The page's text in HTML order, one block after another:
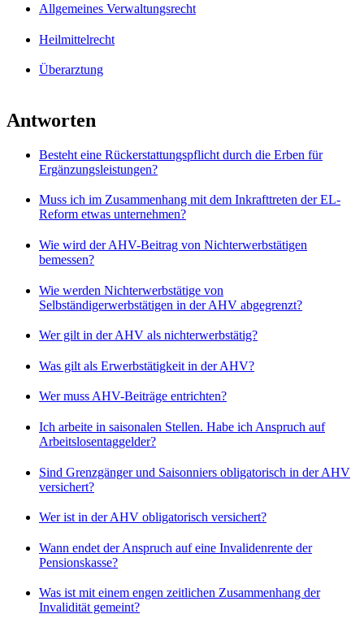
Allgemeines Verwaltungsrecht
Heilmittelrecht
Überarztung
Antworten
Besteht eine Rückerstattungspflicht durch die Erben für
Ergänzungsleistungen?
Muss ich im Zusammenhang mit dem Inkrafttreten der EL-
Reform etwas unternehmen?
Wie wird der AHV-Beitrag von Nichterwerbstätigen
bemessen?
Wie werden Nichterwerbstätige von
Selbständigerwerbstätigen in der AHV abgegrenzt?
Wer gilt in der AHV als nichterwerbstätig?
Was gilt als Erwerbstätigkeit in der AHV?
Wer muss AHV-Beiträge entrichten?
Ich arbeite in saisonalen Stellen. Habe ich Anspruch auf
Arbeitslosentaggelder?
Sind Grenzgänger und Saisonniers obligatorisch in der AHV
versichert?
Wer ist in der AHV obligatorisch versichert?
Wann endet der Anspruch auf eine Invalidenrente der
Pensionskasse?
Was ist mit einem engen zeitlichen Zusammenhang der
Invalidität gemeint?